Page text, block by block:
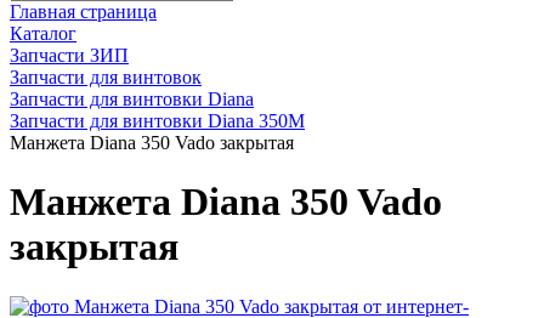
Главная страница
Каталог
Запчасти ЗИП
Запчасти для винтовок
Запчасти для винтовки Diana
Запчасти для винтовки Diana 350М
Манжета Diana 350 Vado закрытая
Манжета Diana 350 Vado
закрытая